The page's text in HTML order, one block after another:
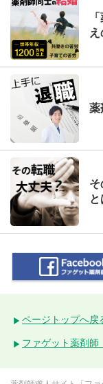
え
薬
そ
と
ページトップへ戻
ファゲット薬剤師